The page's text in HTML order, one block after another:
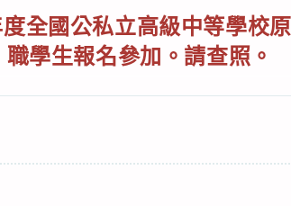
全國公私立高級中等學校
學生報名參加。請查照。